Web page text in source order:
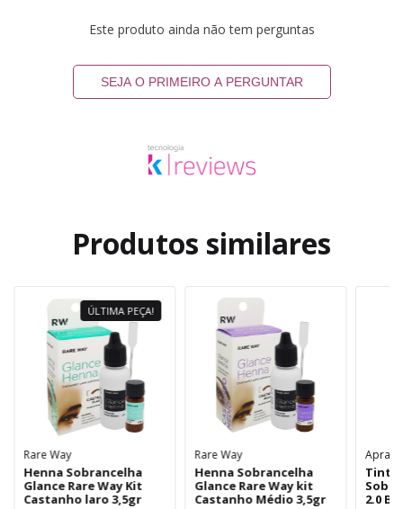
Este produto ainda não tem perguntas
SEJA O PRIMEIRO A PERGUNTAR
Produtos similares
ÚLTIMA PEÇA!
Rare Way
Henna Sobrancelha
Glance Rare Way Kit
Castanho laro 3,5gr
Rare Way
Henna Sobrancelha
Glance Rare Way kit
Castanho Médio 3,5gr
2.0